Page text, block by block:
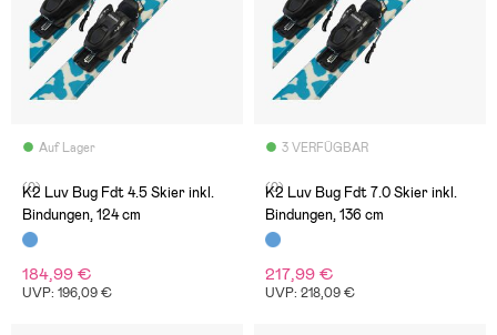
Auf Lager
(0)
K2 Luv Bug Fdt 4.5 Skier inkl.
Bindungen, 124 cm
184,99 €
UVP: 196,09 €
3 VERFÜGBAR
(0)
K2 Luv Bug Fdt 7.0 Skier inkl.
Bindungen, 136 cm
217,99 €
UVP: 218,09 €